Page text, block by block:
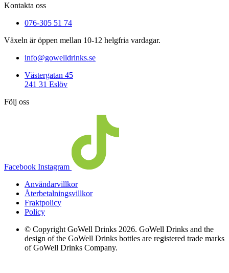
Kontakta oss
076-305 51 74
Växeln är öppen mellan 10-12 helgfria vardagar.
info@gowelldrinks.se
Västergatan 45
241 31 Eslöv
Följ oss
Facebook Instagram
Användarvillkor
Återbetalningsvillkor
Fraktpolicy
Policy
© Copyright GoWell Drinks 2026. GoWell Drinks and the
design of the GoWell Drinks bottles are registered trade marks
of GoWell Drinks Company.